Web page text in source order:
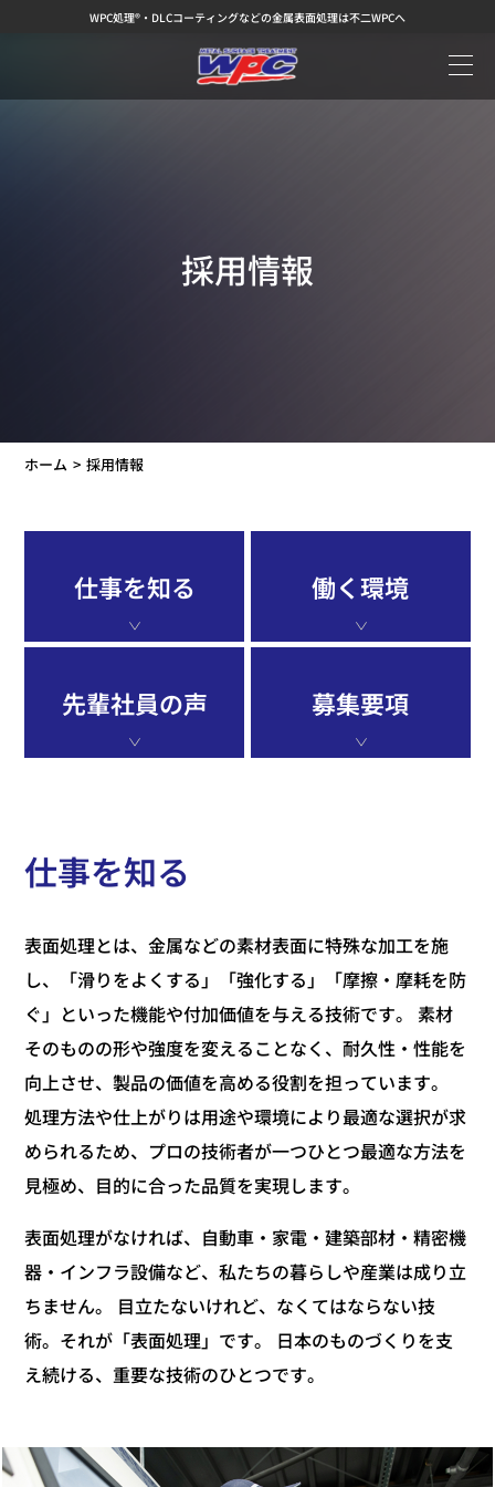
WPC処理®・DLCコーティングなどの金属表面処理は不二WPCへ
採用情報
ホーム 採用情報
仕事を知る 働く環境
先輩社員の声 募集要項
仕事を知る
表面処理とは、金属などの素材表面に特殊な加工を施
し、「滑りをよくする」「強化する」「摩擦・摩耗を防
ぐ」といった機能や付加価値を与える技術です。 素材
そのものの形や強度を変えることなく、耐久性・性能を
向上させ、製品の価値を高める役割を担っています。
処理方法や仕上がりは用途や環境により最適な選択が求
められるため、プロの技術者が一つひとつ最適な方法を
見極め、目的に合った品質を実現します。
表面処理がなければ、自動車・家電・建築部材・精密機
器・インフラ設備など、私たちの暮らしや産業は成り立
ちません。 目立たないけれど、なくてはならない技
術。それが「表面処理」です。 日本のものづくりを支
え続ける、重要な技術のひとつです。